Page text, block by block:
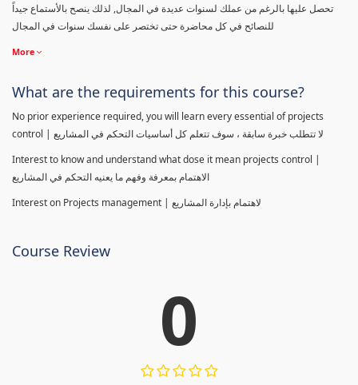
تحصل عليها بالرغم من عملك لسنوات عديدة في المجال, لذلك ينصح بالأستماع جيداً
للنصائح في كل محاضرة حتى تختصر على نفسك سنوات في المجال
More
What are the requirements for this course?
No prior experience required, you will learn every essential of projects
control | لا تتطلب خبرة سابقة ، سوف تتعلم كل أساسيات التحكم في المشاريع
Interest to know and understand what dose it mean projects control |
الاهتمام بمعرفة وفهم ما يعنيه التحكم في المشاريع
Interest on Projects management | لاهتمام بإدارة المشاريع
Course Review
0